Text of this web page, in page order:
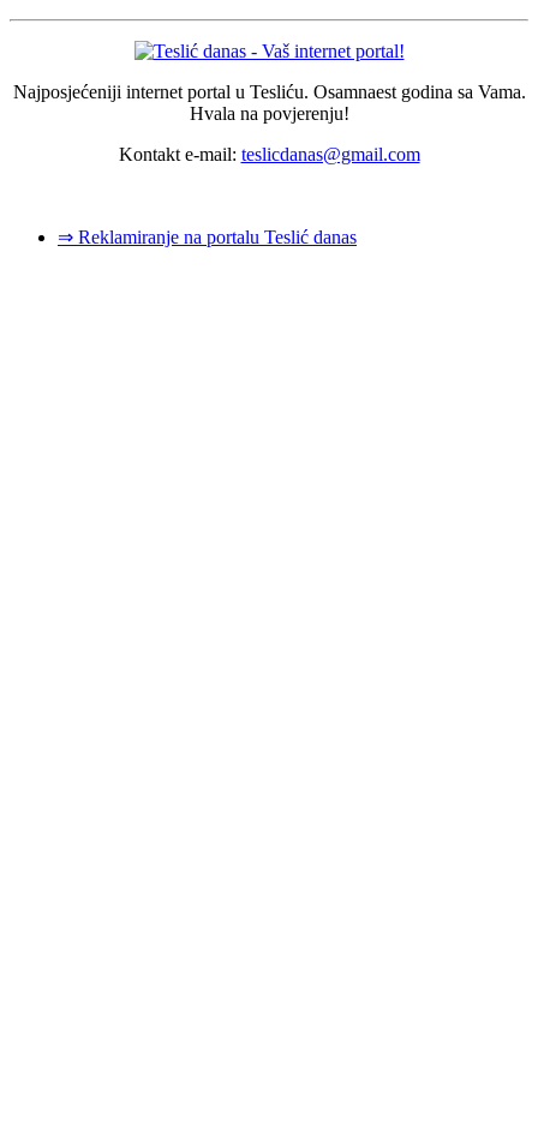
Najposjećeniji internet portal u Tesliću. Osamnaest godina sa Vama.
Hvala na povjerenju!
Kontakt e-mail: teslicdanas@gmail.com
⇒ Reklamiranje na portalu Teslić danas